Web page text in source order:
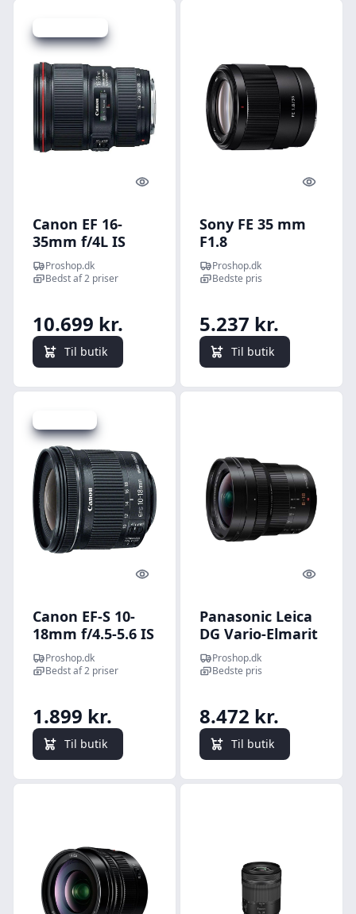
Quick look
Canon EF 16-
35mm f/4L IS
USM
Proshop.dk
Bedst af 2 priser
10.699 kr.
Til butik
Quick
Sony FE 35 mm
F1.8
Proshop.dk
Bedste pris
5.237 kr.
Til butik
Quick look
Canon EF-S 10-
18mm f/4.5-5.6 IS
STMProshop.dk
Bedst af 2 priser
1.899 kr.
Til butik
Quick
Panasonic Leica
DG Vario-Elmarit
Proshop.dk
Bedste pris
8.472 kr.
Til butik